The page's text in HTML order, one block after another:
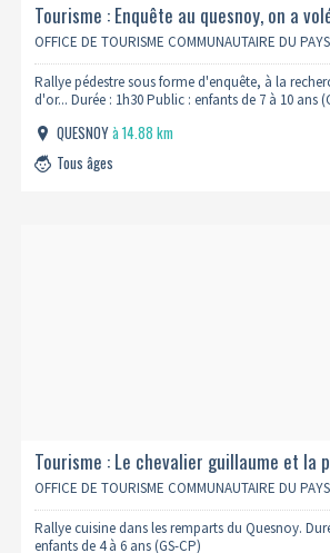
Tourisme : Enquête au quesnoy, on a
vauban
OFFICE DE TOURISME COMMUNAUTAIRE DU
Rallye pédestre sous forme d'enquête, à la
d'or... Durée : 1h30 Public : enfants de 7 à 10 ans
QUESNOYà 14.88 km
Tous âges
Tourisme : Le chevalier guillaume et la
OFFICE DE TOURISME COMMUNAUTAIRE DU
Rallye cuisine dans les remparts du Quesnoy.
enfants de 4 à 6 ans (GS-CP)